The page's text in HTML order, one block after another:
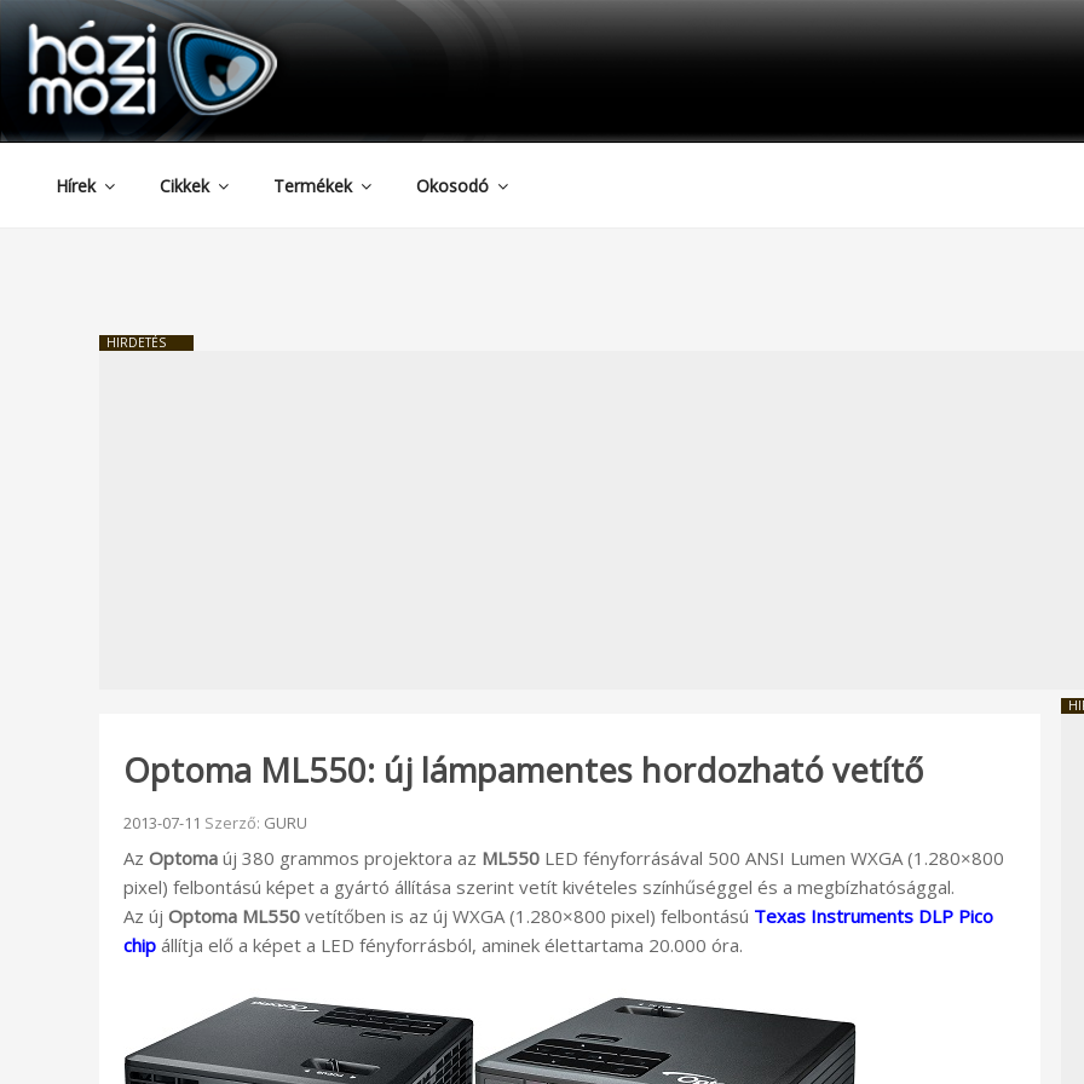
Tartalomhoz
HAZIMOZI
Hírek Cikkek Termékek Okosodó
HIRDETÉS
Optoma ML550: új lámpamentes hordozható vetítő
Beküldve:
2013-07-11 Szerző: GURU
Az Optoma új 380 grammos projektora az ML550 LED fényforrásával 500 ANSI Lumen WXGA (1.280×800
pixel) felbontású képet a gyártó állítása szerint vetít kivételes színhűséggel és a megbízhatósággal.
Az új Optoma ML550 vetítőben is az új WXGA (1.280×800 pixel) felbontású Texas Instruments DLP Pico
chip állítja elő a képet a LED fényforrásból, aminek élettartama 20.000 óra.